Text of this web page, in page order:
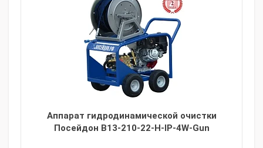
Аппарат гидродинамической очистки
Посейдон B13-210-22-H-IP-4W-Gun